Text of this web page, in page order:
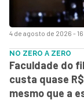
4 de agosto de 2026 -
NO ZERO A ZERO
Faculdade do
custa quase
mesmo que a